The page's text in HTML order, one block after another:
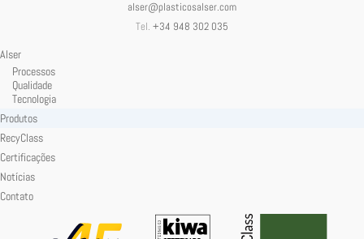
alser@plasticosalser.com
Tel. +34 948 302 035
Alser
Processos
Qualidade
Tecnologia
Produtos
RecyClass
Certificações
Notícias
Contato